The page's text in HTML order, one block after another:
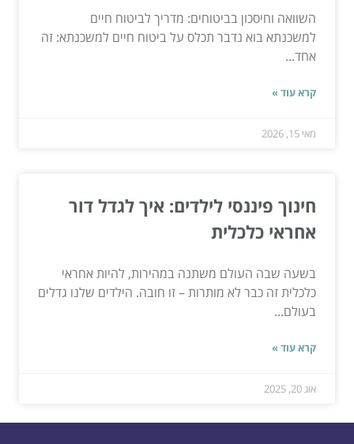
השוואה וחיסכון בביטוחים: מדריך לביטוח חיים
למשכנתא בוא נדבר תכלס על ביטוח חיים למשכנתא: זה
אחד...
קרא עוד »
מאי 15, 2026
חינוך פיננסי לילדים: איך לגדל דור
אחראי כלכלית
בשעה שבה העולם משתנה במהירות, להיות אחראי
כלכלית זה כבר לא מותרות – זו חובה. הילדים שלנו גדלים
בעולם...
קרא עוד »
אוג 20, 2025